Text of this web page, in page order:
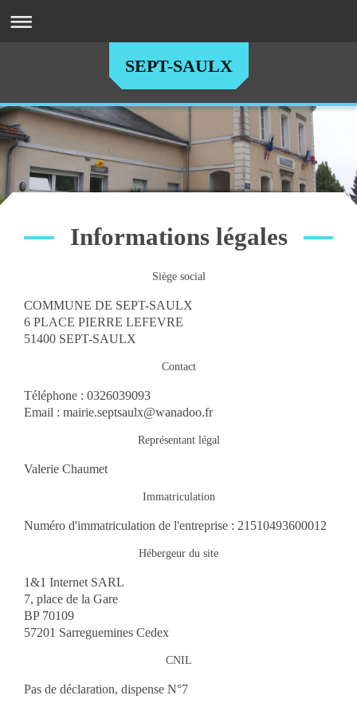
SEPT-SAULX
Informations légales
Siège social
COMMUNE DE SEPT-SAULX
6 PLACE PIERRE LEFEVRE
51400 SEPT-SAULX
Contact
Téléphone : 0326039093
Email : mairie.septsaulx@wanadoo.fr
Représentant légal
Valerie Chaumet
Immatriculation
Numéro d'immatriculation de l'entreprise : 21510493600012
Hébergeur du site
1&1 Internet SARL
7, place de la Gare
BP 70109
57201 Sarreguemines Cedex
CNIL
Pas de déclaration, dispense N°7